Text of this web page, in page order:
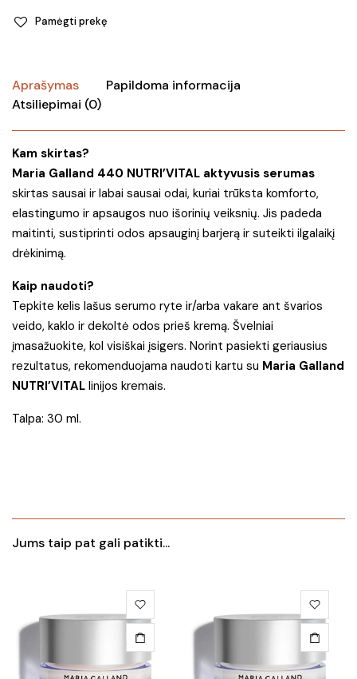
Pamėgti prekę
Aprašymas
Papildoma informacija
Atsiliepimai (0)
Kam skirtas?
Maria Galland 440 NUTRI’VITAL aktyvusis serumas
skirtas sausai ir labai sausai odai, kuriai trūksta komforto,
elastingumo ir apsaugos nuo išorinių veiksnių. Jis padeda
maitinti, sustiprinti odos apsauginį barjerą ir suteikti ilgalaikį
drėkinimą.
Kaip naudoti?
Tepkite kelis lašus serumo ryte ir/arba vakare ant švarios
veido, kaklo ir dekoltė odos prieš kremą. Švelniai
įmasažuokite, kol visiškai įsigers. Norint pasiekti geriausius
rezultatus, rekomenduojama naudoti kartu su Maria Galland
NUTRI’VITAL linijos kremais.
Talpa: 30 ml.
Jums taip pat gali patikti...